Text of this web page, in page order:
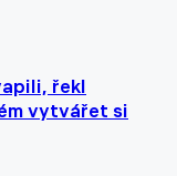
řekl
vytvářet si